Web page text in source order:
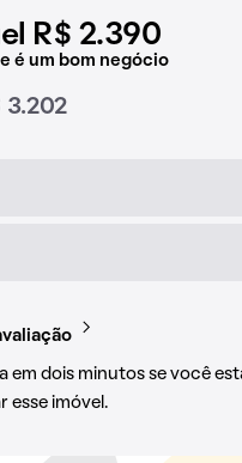
R$ 2.390
é um bom negócio
3.202
em dois minutos se você
esse imóvel.